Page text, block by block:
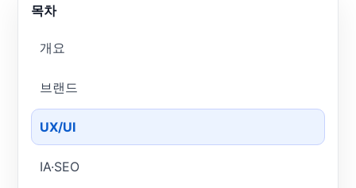
목차
개요
브랜드
UX/UI
IA·SEO